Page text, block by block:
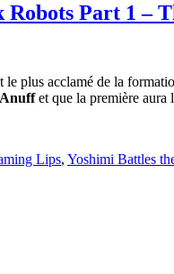
Part 1 –
le plus acclamé de la
et que la première aura
Lips, Yoshimi Battles